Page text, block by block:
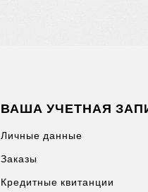
ВАША УЧЕТНАЯ
Личные данные
Заказы
Кредитные квитанции